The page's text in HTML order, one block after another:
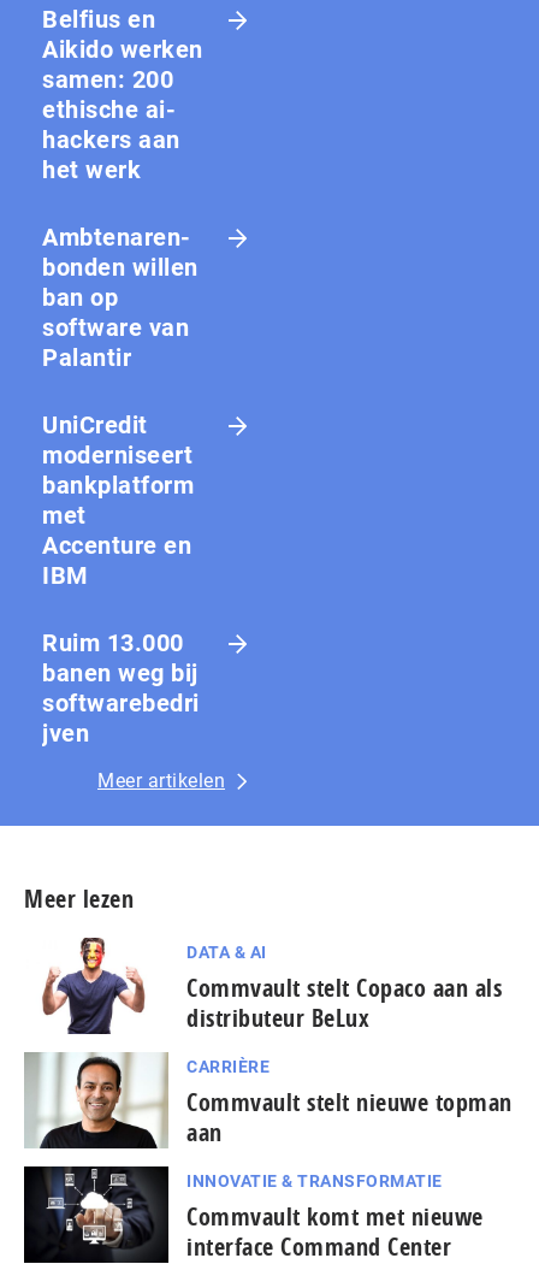
Belfius en
Aikido werken
samen: 200
ethische ai-
hackers aan
het werk
Amb­te­na­ren­
bon­den willen
ban op
software van
Palantir
UniCredit
moderniseert
bankplatform
met
Accenture en
IBM
Ruim 13.000
banen weg bij
softwarebedri
jven
Meer artikelen
Meer lezen
DATA & AI
Commvault stelt Copaco aan als
distributeur BeLux
CARRIÈRE
Commvault stelt nieuwe topman
aan
INNOVATIE & TRANSFORMATIE
Commvault komt met nieuwe
interface Command Center